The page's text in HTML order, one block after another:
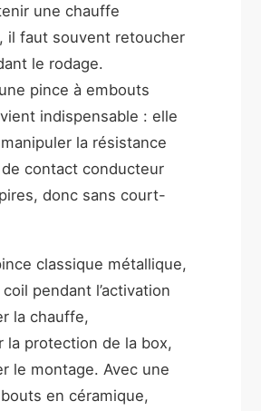
une chauffe
il faut souvent retoucher
le rodage.
pince à embouts
indispensable : elle
la résistance
contact conducteur
donc sans court-
classique métallique,
pendant l’activation
la chauffe,
la protection de la box,
le montage. Avec une
en céramique,